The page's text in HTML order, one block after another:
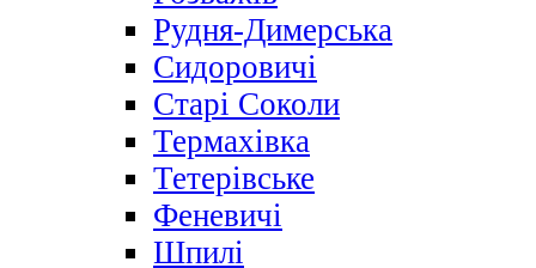
Рудня-Димерська
Сидоровичі
Старі Соколи
Термахівка
Тетерівське
Феневичі
Шпилі